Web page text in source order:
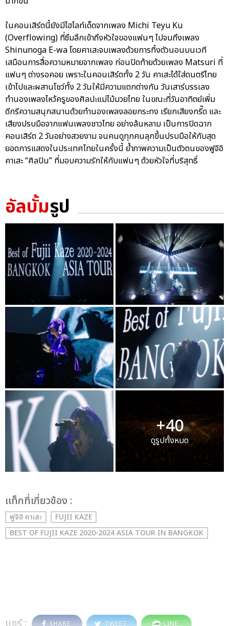
ในคอนเสิร์ตนี้ยังมีไฮไลท์เด็ดจากเพลง Michi Teyu Ku
(Overflowing) ที่ซึมลึกเข้าถึงหัวใจของแฟนๆ ไปจนถึงเพลง
Shinunoga E-wa โดยคาเสะจบเพลงด้วยการทิ้งตัวนอนบนเวที
เสมือนการสื่อความหมายจากเพลง ก่อนปิดท้ายด้วยเพลง Matsuri ที่
แฟนๆ ต่างรอคอย เพราะในคอนเสิร์ตทั้ง 2 วัน คาเสะได้ใส่ดนตรีไทย
เข้าไปและผสานโชว์ทั้ง 2 วันให้มีความแตกต่างกัน วันเสาร์บรรเลง
ทำนองเพลงไหว้ครูของศิลปะแม่ไม้มวยไทย ในขณะที่วันอาทิตย์เพิ่ม
ดีกรีความสนุกสนานด้วยทำนองเพลงลอยกระทง เรียกเสียงกรี๊ด และ
เสียงปรบมือจากแฟนเพลงชาวไทย อย่างล้นหลาม เป็นการปิดฉาก
คอนเสิร์ต 2 วันอย่างสวยงาม จนคนดูทุกคนลุกขึ้นปรบมือให้กับสุด
ยอดการแสดงในประเทศไทยในครั้งนี้ ย้ำภาพความเป็นตัวตนของฟูจิอิ
คาเสะ “ศิลปิน” ที่มอบความรักให้กับแฟนๆ ด้วยหัวใจที่บริสุทธิ์
อัลบั้มรูป
+40
ดูรูปทั้งหมด
เเท็กที่เกี่ยวข้อง :
ฟูจิอิ คาเสะ
FUJII KAZE
BEST OF FUJII KAZE 2020-2024 ASIA TOUR IN BANGKOK
SHARE TWEET LINE